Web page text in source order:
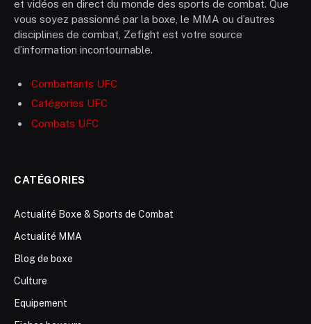
et vidéos en direct du monde des sports de combat. Que
vous soyez passionné par la boxe, le MMA ou d’autres
disciplines de combat, Zefight est votre source
d’information incontournable.
Combattants UFC
Catégories UFC
Combats UFC
CATÉGORIES
Actualité Boxe & Sports de Combat
Actualité MMA
Blog de boxe
Culture
Equipement